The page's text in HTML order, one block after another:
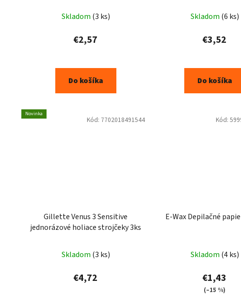
Skladom (3 ks)
€2,57
Do košíka
Skladom (6 ks)
€3,52
Do košíka
Novinka
Gillette Venus 3 Sensitive
jednorázové holiace strojčeky 3ks
Skladom (3 ks)
€4,72
Kód: 7702018491544
E-Wax Depilačné
Skladom (4 ks)
€1,43
(–15 %)
Kód: